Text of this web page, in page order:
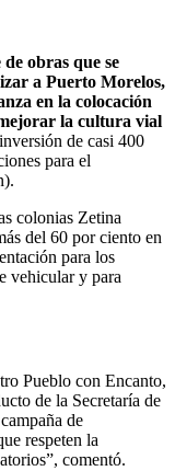
obras que se
a Puerto Morelos,
en la colocación
la cultura vial
de casi 400
para el
colonias Zetina
del 60 por ciento en
para los
vehicular y para
Pueblo con Encanto,
de la Secretaría de
de
respeten la
comentó.